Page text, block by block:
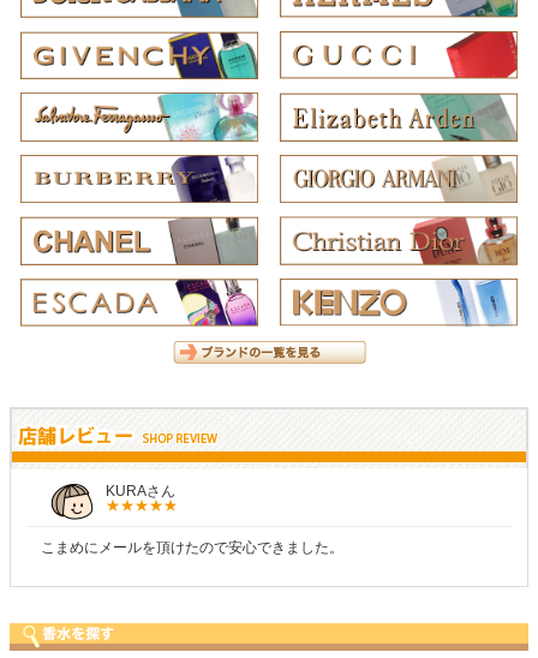
KURAさん
こまめにメールを頂けたので安心できました。